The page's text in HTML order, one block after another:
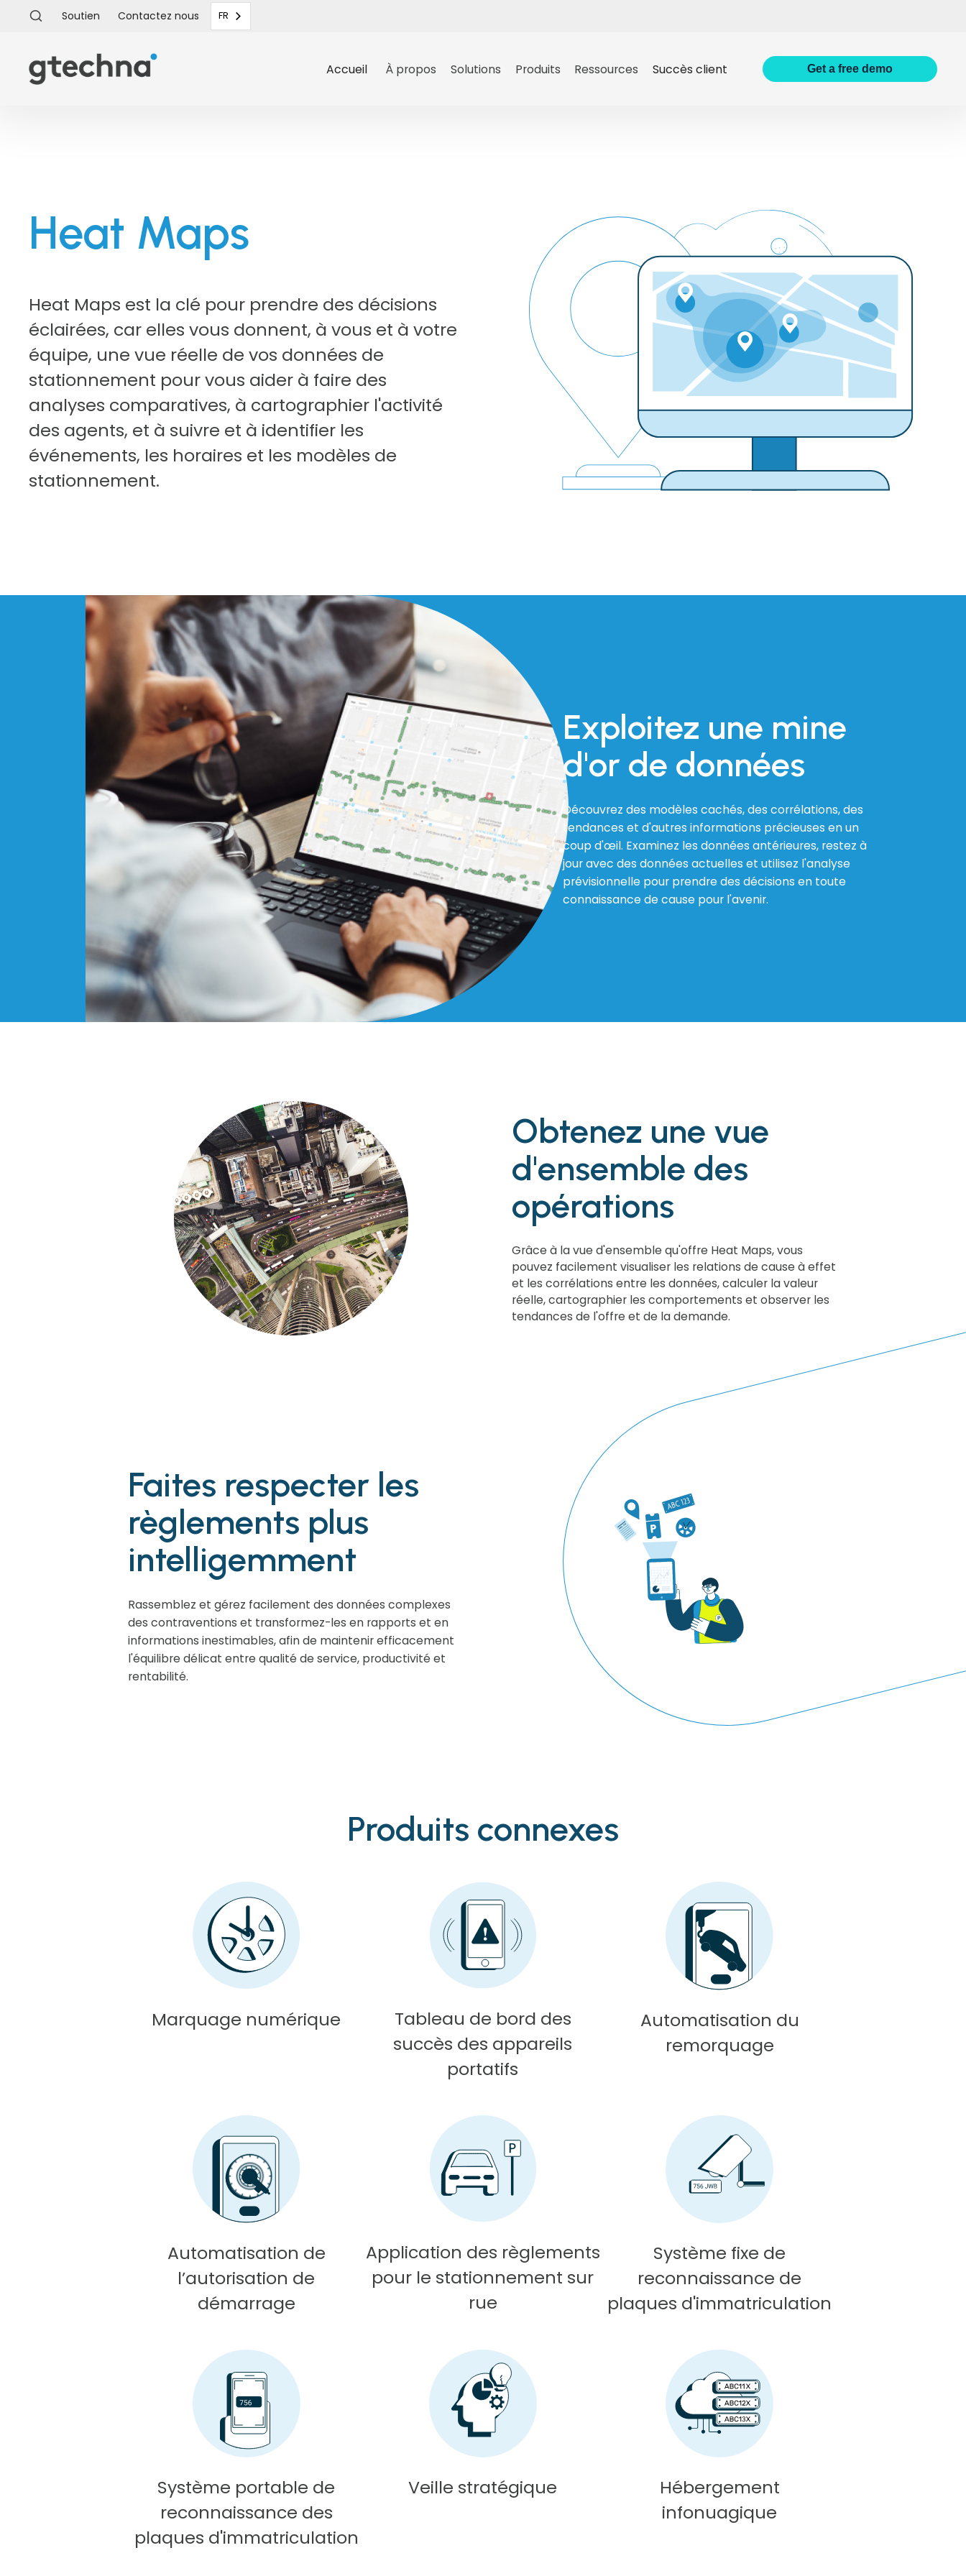
Soutien Contacteznous FR
Accueil À propos Solutions Produits Ressources Succès client Get a free demo
Heat Maps
Heat Maps est la clé pour prendre des décisions
éclairées, car elles vous donnent, à vous et à votre
équipe, une vue réelle de vos données de
stationnement pour vous aider à faire des
analyses comparatives, à cartographier l'activité
des agents, et à suivre et à identifier les
événements, les horaires et les modèles de
stationnement.
Exploitez une mine
d'or de données
Découvrez des modèles cachés, des corrélations, des
tendances et d'autres informations précieuses en un
coup d'œil. Examinez les données antérieures, restez à
jour avec des données actuelles et utilisez l'analyse
prévisionnelle pour prendre des décisions en toute
connaissance de cause pour l'avenir.
Obtenez une vue
d'ensemble des
opérations
Grâce à la vue d'ensemble qu'offre Heat Maps, vous
pouvez facilement visualiser les relations de cause à effet
et les corrélations entre les données, calculer la valeur
réelle, cartographier les comportements et observer les
tendances de l'offre et de la demande.
Faites respecter les
règlements plus
intelligemment
Rassemblez et gérez facilement des données complexes
des contraventions et transformez-les en rapports et en
informations inestimables, afin de maintenir efficacement
l'équilibre délicat entre qualité de service, productivité et
rentabilité.
Produits connexes
Marquage numérique
Tableau de bord des
succès des appareils
portatifs
Automatisation du
remorquage
Automatisation de
l’autorisation de
démarrage
Application des règlements
pour le stationnement sur
rue
Système fixe de
reconnaissance de
plaques d'immatriculation
Système portable de
reconnaissance des
plaques d'immatriculation
Veille stratégique
Hébergement
infonuagique